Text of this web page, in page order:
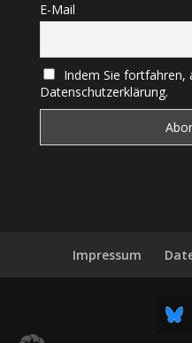
E-Mail
Indem Sie fortfahren,
Datenschutzerklärung.
Impressum